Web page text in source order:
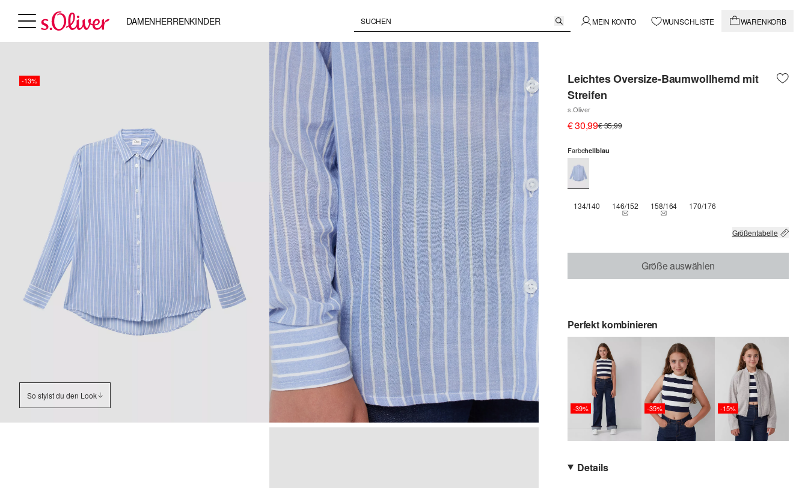
DAMENHERRENKINDER MEIN KONTO WUNSCHLISTE WARENKORB
-13%
So stylst du den Look
Leichtes Oversize-Baumwollhemd mit
Streifen
s.Oliver
€ 30,99€ 35,99
Farbehellblau
134/140 146/152THIS SIZE IS CURRENTLY OUT OF STOCK
158/164THIS SIZE IS CURRENTLY OUT OF STOCK
170/176
Größentabelle
Größe auswählen
Perfekt kombinieren
-39% -35% -15%
Details